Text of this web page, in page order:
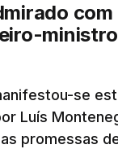
se
Luís
promessas